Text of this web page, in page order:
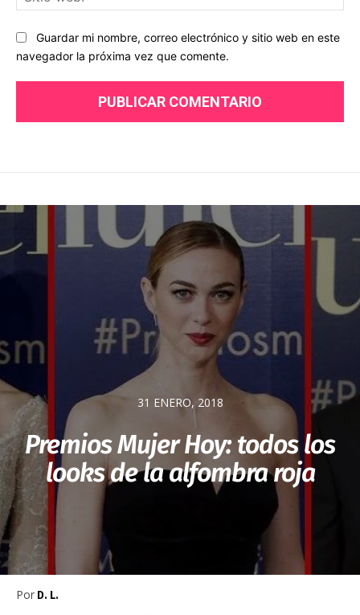
Guardar mi nombre, correo electrónico y sitio web en este
navegador la próxima vez que comente.